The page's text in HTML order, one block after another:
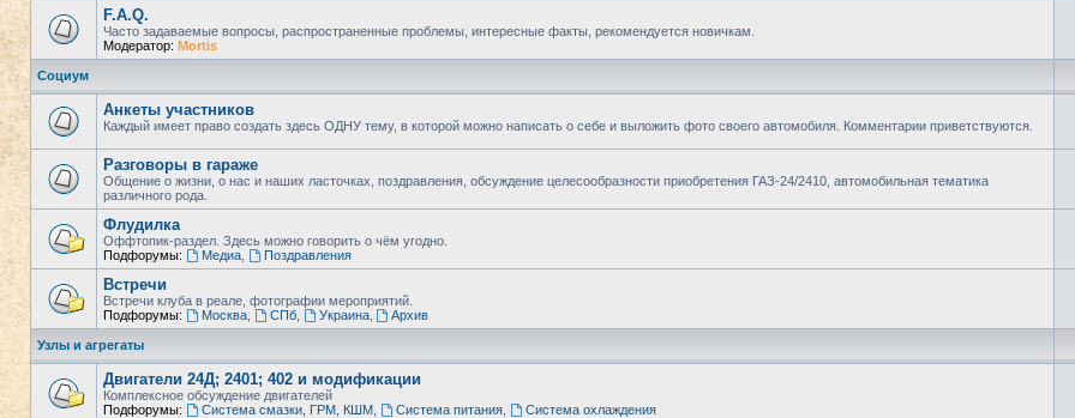
F.A.Q.
Часто задаваемые вопросы, распространенные проблемы, интересные факты, рекомендуется новичкам.
Модератор: Mortis
Социум
Анкеты участников
Каждый имеет право создать здесь ОДНУ тему, в которой можно написать о себе и выложить фото своего автомобиля. Комментарии приветствуются.
Разговоры в гараже
Общение о жизни, о нас и наших ласточках, поздравления, обсуждение целесообразности приобретения ГАЗ-24/2410, автомобильная тематика
различного рода.
Флудилка
Оффтопик-раздел. Здесь можно говорить о чём угодно.
Подфорумы:
Медиа, Поздравления
Встречи
Встречи клуба в реале, фотографии мероприятий.
Подфорумы:
Москва, СПб, Украина, Архив
Узлы и агрегаты
Двигатели 24Д; 2401; 402 и модификации
Комплексное обсуждение двигателей
Подфорумы:
Система смазки, ГРМ, КШМ, Система питания, Система охлаждения